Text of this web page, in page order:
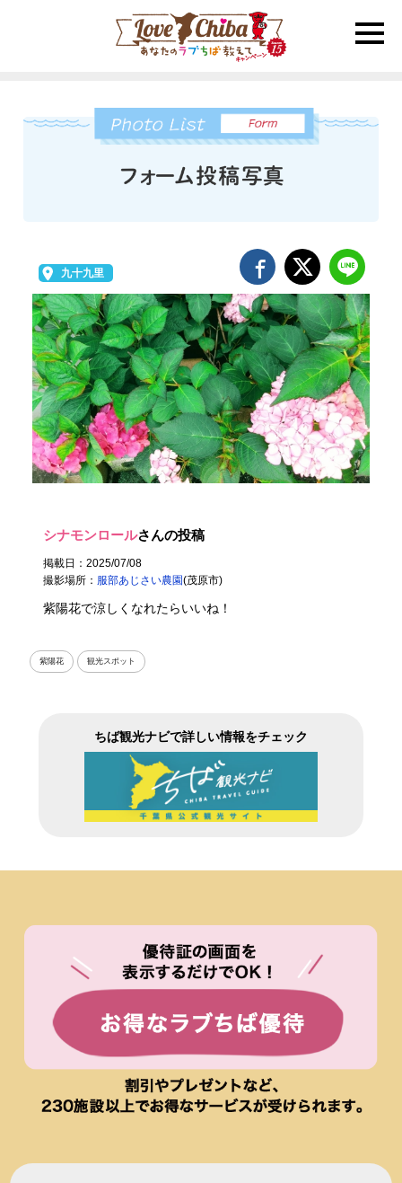
toggle
九十九里
シナモンロールさんの投稿
掲載日：2025/07/08
撮影場所： 服部あじさい農園(茂原市)
紫陽花で涼しくなれたらいいね！
紫陽花 観光スポット
ちば観光ナビで詳しい情報をチェック